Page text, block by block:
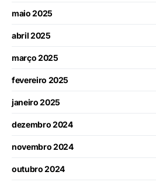
maio 2025
abril 2025
março 2025
fevereiro 2025
janeiro 2025
dezembro 2024
novembro 2024
outubro 2024